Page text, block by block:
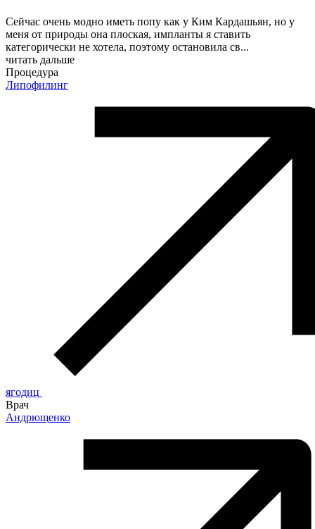
Сейчас очень модно иметь попу как у Ким Кардашьян, но у
меня от природы она плоская, импланты я ставить
категорически не хотела, поэтому остановила св...
читать дальше
Процедура
Липофилинг
ягодиц
Врач
Андрющенко